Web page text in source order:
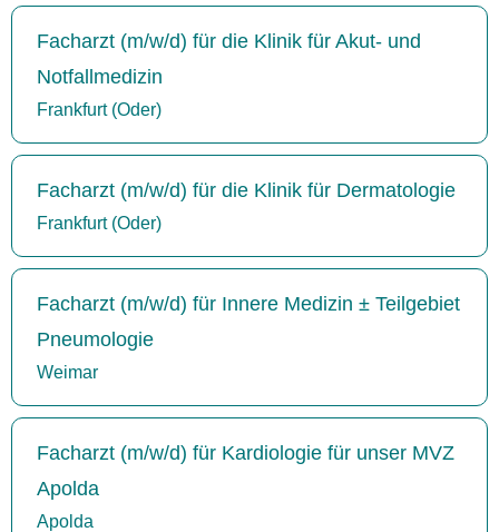
Facharzt (m/w/d) für die Klinik für Akut- und
Notfallmedizin
Frankfurt (Oder)
Facharzt (m/w/d) für die Klinik für Dermatologie
Frankfurt (Oder)
Facharzt (m/w/d) für Innere Medizin ± Teilgebiet
Pneumologie
Weimar
Facharzt (m/w/d) für Kardiologie für unser MVZ
Apolda
Apolda